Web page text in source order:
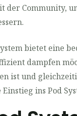
der Community,
bietet eine
dampfen
ist und
ins Pod